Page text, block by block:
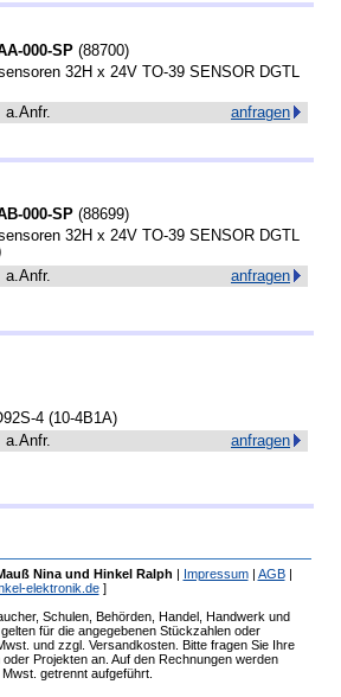
000-SP (88700)
32H x 24V TO-39 SENSOR DGTL
a.Anfr.
anfragen
000-SP (88699)
32H x 24V TO-39 SENSOR DGTL
a.Anfr.
anfragen
4 (10-4B1A)
a.Anfr.
anfragen
Nina und Hinkel Ralph | Impressum| AGB|
elektronik.de]
Schulen, Behörden, Handel, Handwerk und
für die angegebenen Stückzahlen oder
und zzgl. Versandkosten. Bitte fragen Sie Ihre
Projekten an. Auf den Rechnungen werden
getrennt aufgeführt.